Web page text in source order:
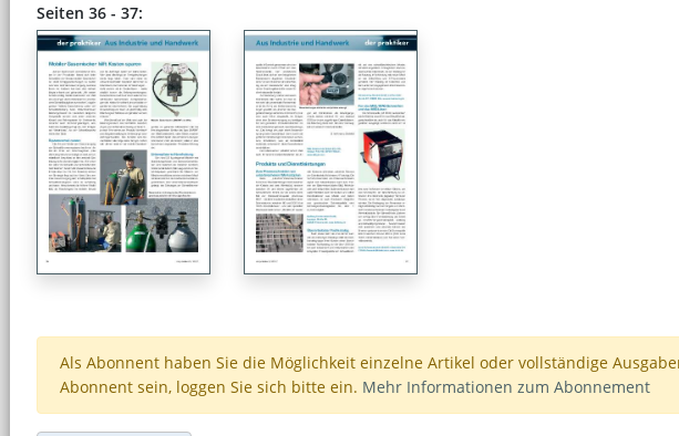
Seiten 36 - 37:
Als Abonnent haben Sie die Möglichkeit einzelne Artikel oder vollständige
Abonnent sein, loggen Sie sich bitte ein. Mehr Informationen zum Abonnement